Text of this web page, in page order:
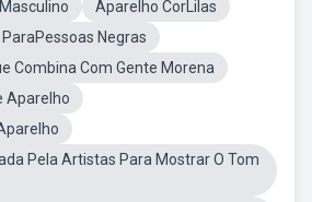
Aparelho CorLilas
Negras
Combina Com Gente Morena
Aparelho
Pela Artistas Para Mostrar O Tom